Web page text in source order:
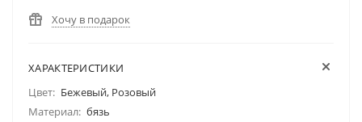
Хочу в подарок
ХАРАКТЕРИСТИКИ
Цвет: Бежевый, Розовый
Материал: бязь